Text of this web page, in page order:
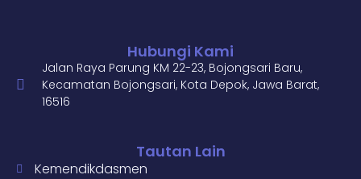
Hubungi Kami
Jalan Raya Parung KM 22-23, Bojongsari Baru,
Kecamatan Bojongsari, Kota Depok, Jawa Barat,
16516
Tautan Lain
Kemendikdasmen